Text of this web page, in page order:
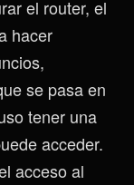
el router, el
hacer
se pasa en
tener una
acceder.
acceso al